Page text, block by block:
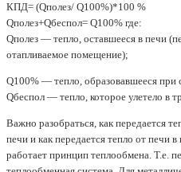
КПД= (Qполез/ Q100%)*100 %
Qполез+Qбеспол= Q100% где:
Qполез — тепло, оставшееся в печи
отапливаемое помещение);
Q100% — тепло, образовавшееся при
Qбеспол — тепло, которое улетело в
Важно разобраться, как передается
печи и как передается тепло от печи
работает принцип теплообмена. Т.е.